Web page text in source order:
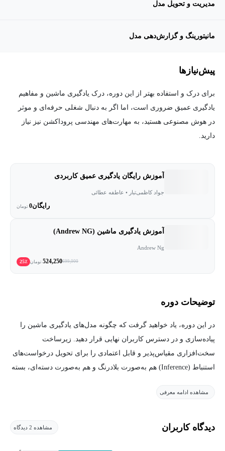
مدیریت و تحویل مدل
مانیتورینگ و گزارش‌دهی مدل
پیش‌نیاز‌ها
برای درک و استفاده بهتر از این دوره، درک یادگیری ماشین و مفاهیم
یادگیری عمیق ضروری است، اما اگر به دنبال شغلی حرفه‌ای و موثر
در هوش مصنوعی هستید، به مهارت‌های مهندسی پروداکشن نیز نیاز
دارید.
آموزش رایگان یادگیری عمیق کاربردی
جواد کاظمی‌تبار • عاطفه عطائی
رایگان0 تومان
آموزش یادگیری ماشین (Andrew NG)
Andrew Ng
699,000
524,250 تومان 25٪
توضیحات دوره
در این دوره، یاد خواهید گرفت که چگونه مدل‌های یادگیری ماشین را
پیاده‌سازی و در دسترس کاربران نهایی قرار دهید. زیرساخت
سخت‌افزاری مقیاس‌پذیر و قابل اعتمادی را برای تحویل درخواست‌های
استنباط (Inference) هم به‌صورت بلادرنگ و هم به‌صورت دسته‌ای، بسته
خواهید کرد تا سیستم تولید شما بتواند به‌طور پیوسته کار کند. علاوه بر
مشاهده ادامه معرفی
دیدگاه کاربران مشاهده 2 دیدگاه